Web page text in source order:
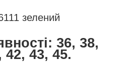
зелений
36, 38,
42, 43, 45.